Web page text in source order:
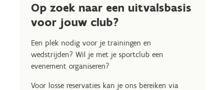
Op zoek naar een uitvalsbasis
voor jouw club?
Een plek nodig voor je trainingen en
wedstrijden? Wil je met je sportclub een
evenement organiseren?
Voor losse reservaties kan je ons bereiken via